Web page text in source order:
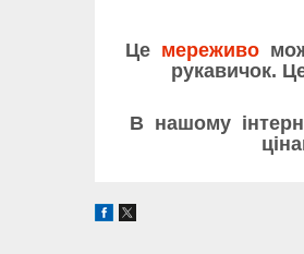
Це мереживо
рукавичок.
В нашому